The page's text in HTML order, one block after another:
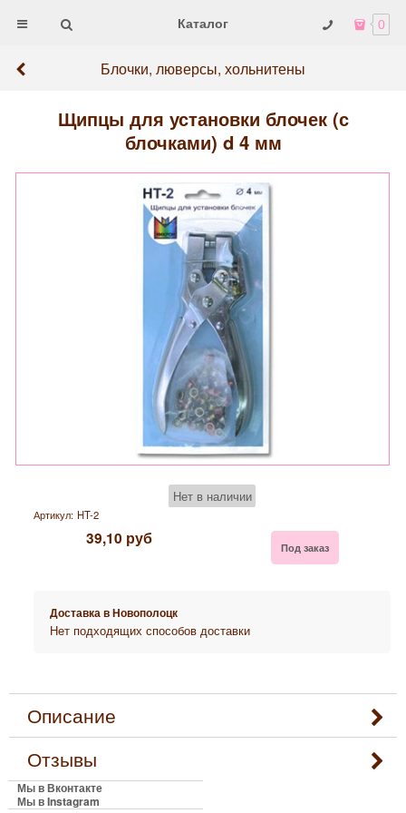
Каталог 0
Блочки, люверсы, хольнитены
Щипцы для установки блочек (с
блочками) d 4 мм
Нет в наличии
Артикул: HT-2
39,10 руб Под заказ
Доставка вНовополоцк
Нет подходящих способов доставки
Описание
Отзывы
Мы в Вконтакте
Мы в Instagram